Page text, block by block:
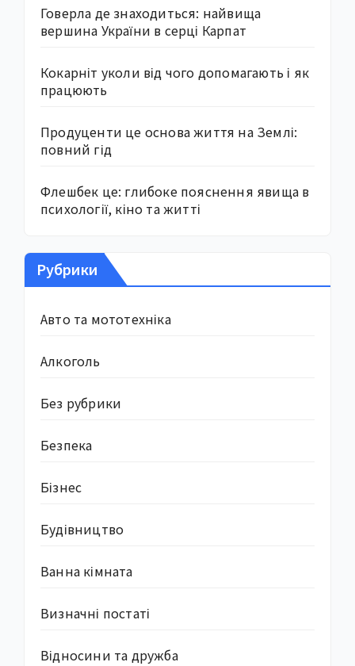
Говерла де знаходиться: найвища
вершина України в серці Карпат
Кокарніт уколи від чого допомагають і як
працюють
Продуценти це основа життя на Землі:
повний гід
Флешбек це: глибоке пояснення явища в
психології, кіно та житті
Рубрики
Авто та мототехніка
Алкоголь
Без рубрики
Безпека
Бізнес
Будівництво
Ванна кімната
Визначні постаті
Відносини та дружба